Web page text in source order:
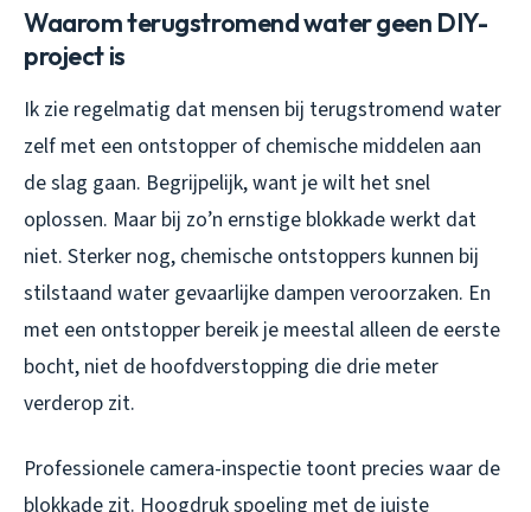
Waarom terugstromend water geen DIY-
project is
Ik zie regelmatig dat mensen bij terugstromend water
zelf met een ontstopper of chemische middelen aan
de slag gaan. Begrijpelijk, want je wilt het snel
oplossen. Maar bij zo’n ernstige blokkade werkt dat
niet. Sterker nog, chemische ontstoppers kunnen bij
stilstaand water gevaarlijke dampen veroorzaken. En
met een ontstopper bereik je meestal alleen de eerste
bocht, niet de hoofdverstopping die drie meter
verderop zit.
Professionele camera-inspectie toont precies waar de
blokkade zit. Hoogdruk spoeling met de juiste